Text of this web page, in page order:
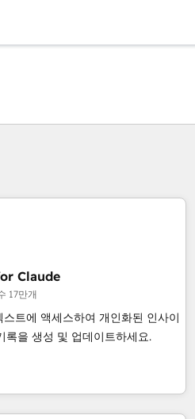
Claude
17만개
트에 액세스하여 개인화된 인사이
록을 생성 및 업데이트하세요.